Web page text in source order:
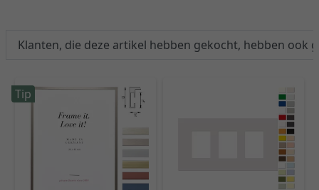
Klanten, die deze artikel hebben gekocht, hebben ook
Tip